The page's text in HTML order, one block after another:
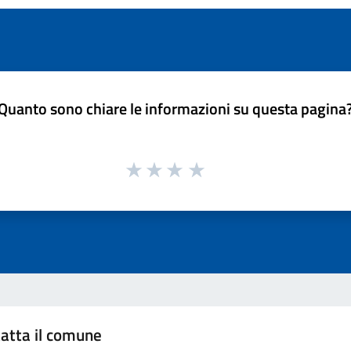
sono chiare le informazioni su questa
il comune